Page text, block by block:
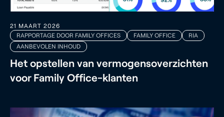
21 MAART 2026
RAPPORTAGE DOOR FAMILY OFFICES
FAMILY OFFICE
RIA
AANBEVOLEN INHOUD
Het opstellen van vermogensoverzichten
voor Family Office-klanten